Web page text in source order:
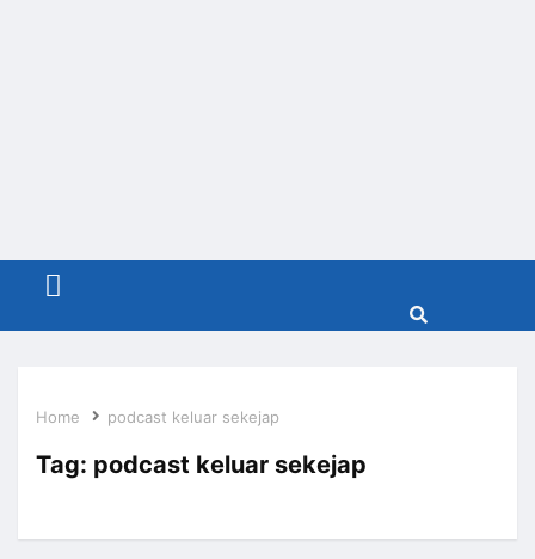
Menu
Home podcast keluar sekejap
Tag: podcast keluar sekejap